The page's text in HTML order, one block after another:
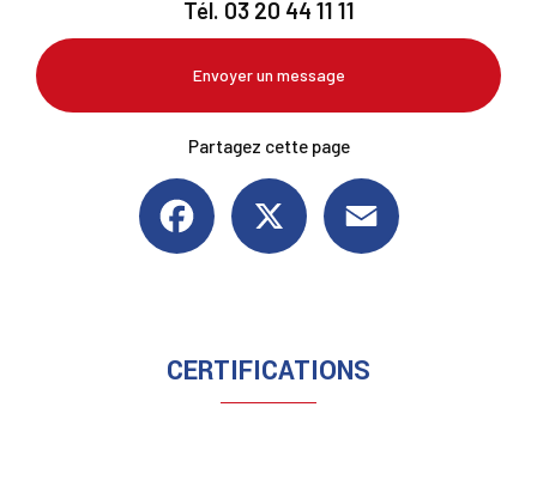
Tél. 03 20 44 11 11
Envoyer un message
Partagez cette page
Facebook
CERTIFICATIONS